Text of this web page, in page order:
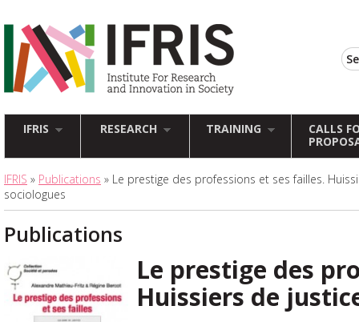
IFRIS RESEARCH TRAINING
CALLS
IFRIS » Publications » Le prestige des professions et ses failles.
sociologues
Publications
Le prestige des
Huissiers de